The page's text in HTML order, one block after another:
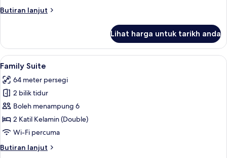
Butiran lanjut
Butiran
Room
(ComfortPlus)
Lihat harga untuk tarikh anda
Lihat
semua
foto
untuk
Family
Suite
Peralatan tempat tidur
5
Family Suite
64 meter persegi
2 bilik tidur
Boleh menampung 6
2 Katil Kelamin (Double)
Wi-Fi percuma
Butiran lanjut
Butiran